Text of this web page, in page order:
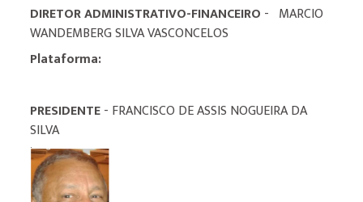
DIRETOR ADMINISTRATIVO-FINANCEIRO - MARCIO
WANDEMBERG SILVA VASCONCELOS
Plataforma:
PRESIDENTE- FRANCISCO DE ASSIS NOGUEIRA DA
SILVA